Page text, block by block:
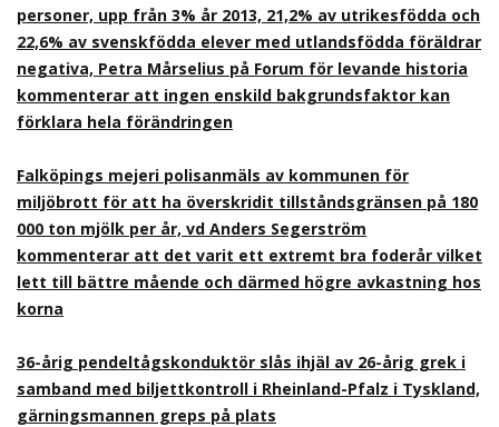
personer, upp från 3% år 2013, 21,2% av utrikesfödda och
22,6% av svenskfödda elever med utlandsfödda föräldrar
negativa, Petra Mårselius på Forum för levande historia
kommenterar att ingen enskild bakgrundsfaktor kan
förklara hela förändringen
Falköpings mejeri polisanmäls av kommunen för
miljöbrott för att ha överskridit tillståndsgränsen på 180
000 ton mjölk per år, vd Anders Segerström
kommenterar att det varit ett extremt bra foderår vilket
lett till bättre mående och därmed högre avkastning hos
korna
36-årig pendeltågskonduktör slås ihjäl av 26-årig grek i
samband med biljettkontroll i Rheinland-Pfalz i Tyskland,
gärningsmannen greps på plats